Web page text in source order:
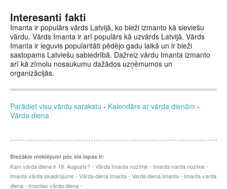
Interesanti fakti
Imanta ir populārs vārds Latvijā, ko bieži izmanto kā sieviešu
vārdu. Vārds Imanta ir arī populārs kā uzvārds Latvijā. Vārds
Imanta ir ieguvis popularitāti pēdējo gadu laikā un ir bieži
sastopams Latviešu sabiedrībā. Dažreiz vārdu Imanta izmanto
arī kā zīmolu nosaukumu dažādos uzņēmumos un
organizācijās.
Parādiet visu vārdu sarakstu - Kalendārs ar vārda dienām -
Vārda diena
Biežākie meklējumi pēc šīs lapas ir:
Kam vārda diena ir 19. Augusts? - Vārda Imanta nozīme - Imanta varda nozime -
Imanta vārda skaidrojums - Vārda diena Imanta - Varda diena Imanta - Imanta varda
diena - Imantas vārda diena -